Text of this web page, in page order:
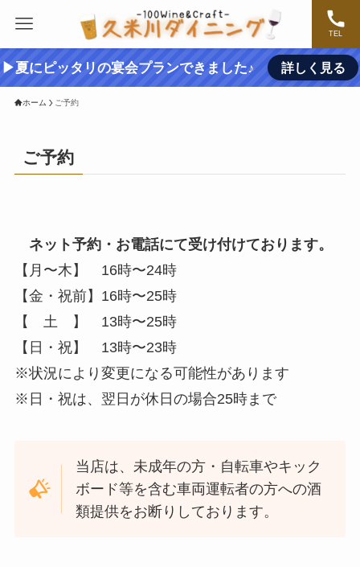
TEL
▶夏にピッタリの宴会プランできました♪ 詳しく見る
ホーム ご予約
ご予約
ネット予約・お電話にて受け付けております。
【月〜木】 16時〜24時
【金・祝前】16時〜25時
【 土 】 13時〜25時
【日・祝】 13時〜23時
※状況により変更になる可能性があります
※日・祝は、翌日が休日の場合25時まで
当店は、未成年の方・自転車やキック
ボード等を含む車両運転者の方への酒
類提供をお断りしております。